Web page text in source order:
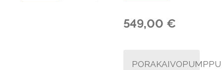
549,00 €
PORAKAIVOPUMPPU